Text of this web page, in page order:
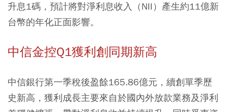
升息1碼，預計將對淨利息收入（NII）產生約11億新
台幣的年化正面影響。
中信金控Q1獲利創同期新高
中信銀行第一季稅後盈餘165.86億元，續創單季歷
史新高，獲利成長主要來自於國內外放款業務及淨利